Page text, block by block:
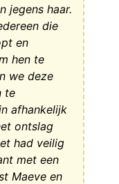
jegens haar.
die
en
hen te
we deze
te
afhankelijk
ontslag
had veilig
met een
Maeve en